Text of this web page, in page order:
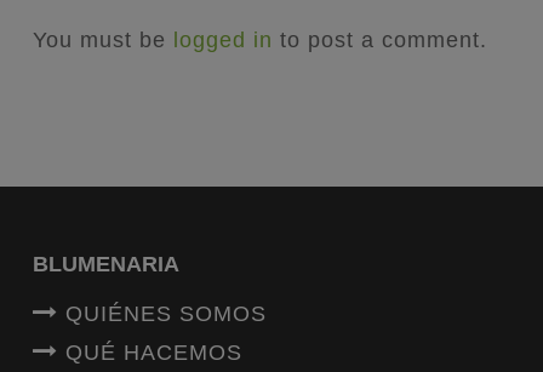
You must be logged in to post a comment.
BLUMENARIA
QUIÉNES SOMOS
QUÉ HACEMOS